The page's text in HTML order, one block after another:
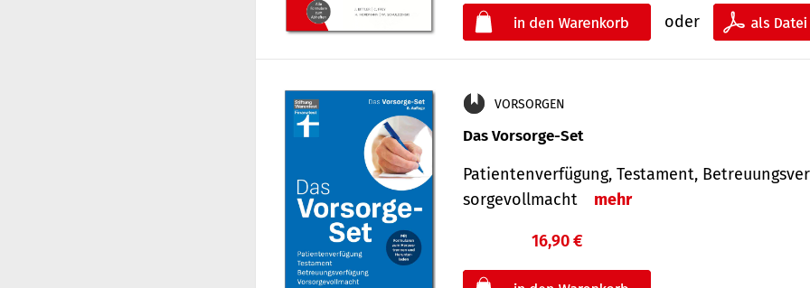
oder
VORSORGEN
Das Vorsorge-Set
Patienten­ver­fügung, Testa­ment,
sorge­voll­macht
mehr
16,90 €